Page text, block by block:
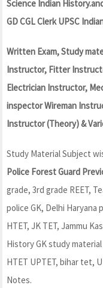
Science Indian
GD CGL Clerk UPSC
Written Exam, Study
Instructor, Fitter
Electrician Instructor,
inspector Wireman
Instructor (Theory) &
Study Material Subject
Police Forest Guard
grade, 3rd grade REET,
police GK, Delhi Haryana
HTET, JK TET, Jammu
History GK study
HTET UPTET, bihar tet,
Notes.